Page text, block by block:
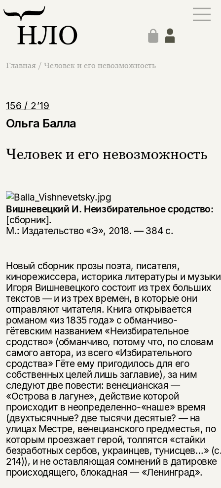
Главная / Человек и его невозможность
156 / 2’19
Ольга Балла
Человек и его невозможность
Вишневецкий И. Неизбирательное сродство:
[сборник].
М.: Издательство «Э», 2018. — 384 с.
Новый сборник прозы поэта, писателя,
кинорежиссера, историка литературы и музыки
Игоря Вишневецкого состоит из трех больших
текстов — и из трех времен, в которые они
отправляют читателя. Книга открывается
романом «из 1835 года» с обманчиво-
гётевским названием «Неизбирательное
сродство» (обманчиво, потому что, по словам
самого автора, из всего «Избирательного
сродства» Гёте ему пригодилось для его
собственных целей лишь заглавие), за ним
следуют две повести: венецианская —
«Острова в лагуне», действие которой
происходит в неопределенно-«наше» время
(двухтысячные? две тысячи десятые? — на
улицах Местре, венецианского предместья, по
которым проезжает герой, толпятся «стайки
безработных сербов, украинцев, тунисцев…»
214)), и не оставляющая сомнений в датировке
происходящего, блокадная — «Ленинград».